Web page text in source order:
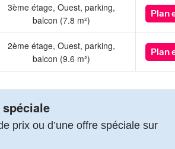
3ème étage, Ouest, parking,
balcon (7.8 m²)
Plan
2ème étage, Ouest, parking,
balcon (9.6 m²)
Plan
prix ou d’une offre spéciale sur